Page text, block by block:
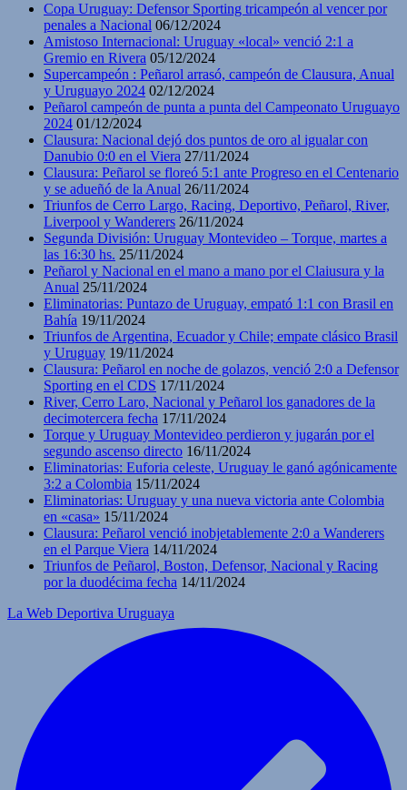
Copa Uruguay: Defensor Sporting tricampeón al vencer por
penales a Nacional 06/12/2024
Amistoso Internacional: Uruguay «local» venció 2:1 a
Gremio en Rivera 05/12/2024
Supercampeón : Peñarol arrasó, campeón de Clausura, Anual
y Uruguayo 2024 02/12/2024
Peñarol campeón de punta a punta del Campeonato Uruguayo
2024 01/12/2024
Clausura: Nacional dejó dos puntos de oro al igualar con
Danubio 0:0 en el Viera 27/11/2024
Clausura: Peñarol se floreó 5:1 ante Progreso en el Centenario
y se adueñó de la Anual 26/11/2024
Triunfos de Cerro Largo, Racing, Deportivo, Peñarol, River,
Liverpool y Wanderers 26/11/2024
Segunda División: Uruguay Montevideo – Torque, martes a
las 16:30 hs. 25/11/2024
Peñarol y Nacional en el mano a mano por el Claiusura y la
Anual 25/11/2024
Eliminatorias: Puntazo de Uruguay, empató 1:1 con Brasil en
Bahía 19/11/2024
Triunfos de Argentina, Ecuador y Chile; empate clásico Brasil
y Uruguay 19/11/2024
Clausura: Peñarol en noche de golazos, venció 2:0 a Defensor
Sporting en el CDS 17/11/2024
River, Cerro Laro, Nacional y Peñarol los ganadores de la
decimotercera fecha 17/11/2024
Torque y Uruguay Montevideo perdieron y jugarán por el
segundo ascenso directo 16/11/2024
Eliminatorias: Euforia celeste, Uruguay le ganó agónicamente
3:2 a Colombia 15/11/2024
Eliminatorias: Uruguay y una nueva victoria ante Colombia
en «casa» 15/11/2024
Clausura: Peñarol venció inobjetablemente 2:0 a Wanderers
en el Parque Viera 14/11/2024
Triunfos de Peñarol, Boston, Defensor, Nacional y Racing
por la duodécima fecha 14/11/2024
La Web Deportiva Uruguaya